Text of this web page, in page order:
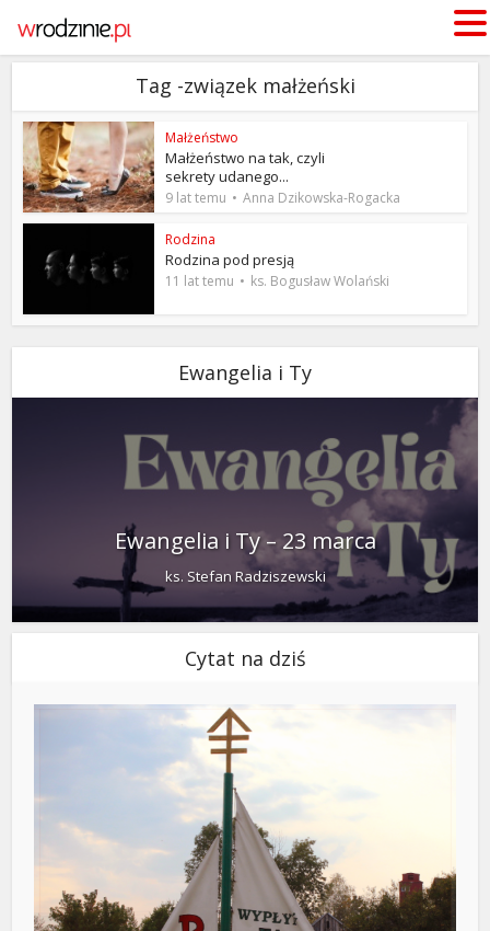
Tag -związek małżeński
Małżeństwo
Małżeństwo na tak, czyli
sekrety udanego...
9 lat temu Anna Dzikowska-Rogacka
Rodzina
Rodzina pod presją
11 lat temu ks. Bogusław Wolański
Ewangelia i Ty
Ewangelia i Ty – 23 marca
ks. Stefan Radziszewski
Cytat na dziś